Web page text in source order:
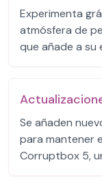
Experimenta
atmósfera de
que añade a su
Se añaden
para mantener
Corruptbox 5,